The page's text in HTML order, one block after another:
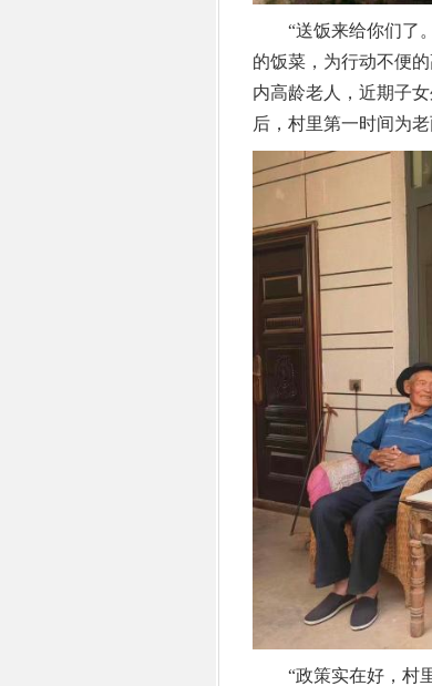
“送饭来给你们了。
的饭菜，为行动不便
内高龄老人，近期子
后，村里第一时间为
“政策实在好，村里